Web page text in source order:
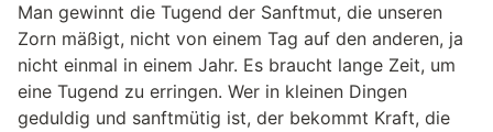
Man gewinnt die Tugend der Sanftmut, die unseren
Zorn mäßigt, nicht von einem Tag auf den anderen, ja
nicht einmal in einem Jahr. Es braucht lange Zeit, um
eine Tugend zu erringen. Wer in kleinen Dingen
geduldig und sanftmütig ist, der bekommt Kraft, die